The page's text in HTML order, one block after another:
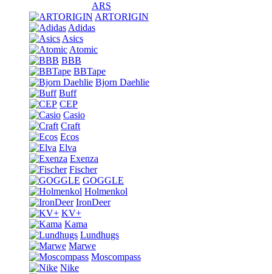
ARS
ARTORIGIN
Adidas
Asics
Atomic
BBB
BBTape
Bjorn Daehlie
Buff
CEP
Casio
Craft
Ecos
Elva
Exenza
Fischer
GOGGLE
Holmenkol
IronDeer
KV+
Kama
Lundhugs
Marwe
Moscompass
Nike